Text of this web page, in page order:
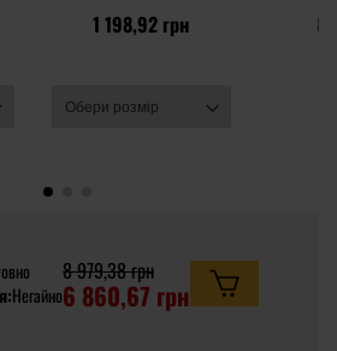
1 198,92 грн
Негайно
8 979,38 грн
6 860,67 грн